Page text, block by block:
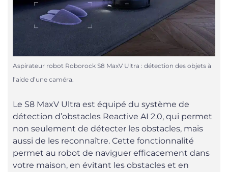
Aspirateur robot Roborock S8 MaxV Ultra : détection des objets à
l’aide d’une caméra.
Le S8 MaxV Ultra est équipé du système de
détection d’obstacles Reactive AI 2.0, qui permet
non seulement de détecter les obstacles, mais
aussi de les reconnaître. Cette fonctionnalité
permet au robot de naviguer efficacement dans
votre maison, en évitant les obstacles et en